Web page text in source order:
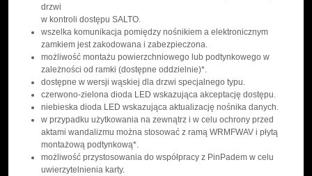
drzwi
w kontroli dostępu SALTO.
wszelka komunikacja pomiędzy nośnikiem a elektronicznym
zamkiem jest zakodowana i zabezpieczona.
możliwość montażu powierzchniowego lub podtynkowego w
zależności od ramki (dostępne oddzielnie)*.
dostępne w wersji wąskiej dla drzwi specjalnego typu.
czerwono-zielona dioda LED wskazująca akceptację dostępu.
niebieska dioda LED wskazująca aktualizację nośnika danych.
w przypadku użytkowania na zewnątrz i w celu ochrony przed
aktami wandalizmu można stosować z ramą WRMFWAV i płytą
montażową podtynkową*.
możliwość przystosowania do współpracy z PinPadem w celu
uwierzytelnienia karty.